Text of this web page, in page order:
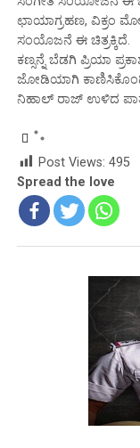
ಛಾಯಾಗ್ರಹಣ, ವಿಕ್ರಂ
ಸಂಯೊಜನೆ ಈ ಚಿತ್ರಕ್ಕಿದೆ.
ಕಣ್ಸನ್ನೆ ಬೆಡಗಿ ಪ್ರಿಯಾ
ಜೋಡಿಯಾಗಿ
ನಿಹಾಲ್ ರಾಜ್ ಉಳಿದ
Post Views: 495
Spread the love